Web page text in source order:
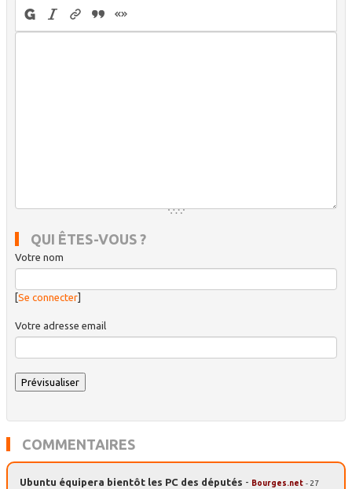
QUI ÊTES-VOUS ?
Votre nom
Se connecter]
Votre adresse email
COMMENTAIRES
Ubuntu équipera bientôt les PC des députés - Bourges.net - 27